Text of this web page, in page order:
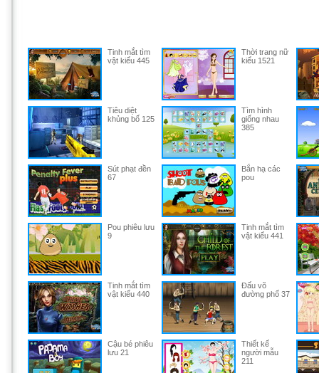
Tinh mắt tìm
vật kiểu 445
Thời trang nữ
kiểu 1521
Tiêu diệt
khủng bố 125
Tìm hình
giống nhau
385
Sút phạt đền
67
Bắn hạ các
pou
Pou phiêu lưu
9
Tinh mắt tìm
vật kiểu 441
Tinh mắt tìm
vật kiểu 440
Đấu võ
đường phố 37
Cậu bé phiêu
lưu 21
Thiết kế
người mẫu
211